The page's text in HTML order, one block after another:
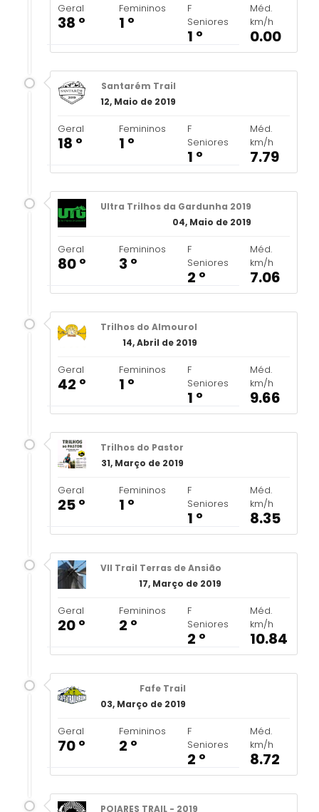
Geral
38 º
Femininos
1 º
F
Seniores
1 º
Méd.
km/h
0.00
Santarém Trail
12, Maio de 2019
Geral
18 º
Femininos
1 º
F
Seniores
1 º
Méd.
km/h
7.79
Ultra Trilhos da Gardunha 2019
04, Maio de 2019
Geral
80 º
Femininos
3 º
F
Seniores
2 º
Méd.
km/h
7.06
Trilhos do Almourol
14, Abril de 2019
Geral
42 º
Femininos
1 º
F
Seniores
1 º
Méd.
km/h
9.66
Trilhos do Pastor
31, Março de 2019
Geral
25 º
Femininos
1 º
F
Seniores
1 º
Méd.
km/h
8.35
VII Trail Terras de Ansião
17, Março de 2019
Geral
20 º
Femininos
2 º
F
Seniores
2 º
Méd.
km/h
10.84
Fafe Trail
03, Março de 2019
Geral
70 º
Femininos
2 º
F
Seniores
2 º
Méd.
km/h
8.72
POIARES TRAIL - 2019